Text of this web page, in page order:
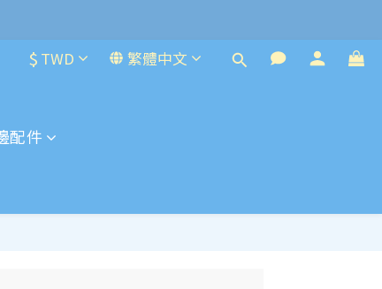
$ TWD 繁體中文
配件